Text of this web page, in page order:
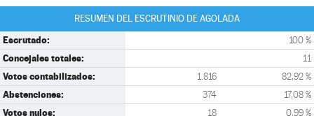
RESUMEN DEL ESCRUTINIO DE AGOLADA
Escrutado: 100 %
Concejales totales: 11
Votos contabilizados: 1.816 82,92 %
Abstenciones: 374 17,08 %
Votos nulos: 18 0,99 %